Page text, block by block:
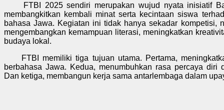
FTBI 2025 sendiri merupakan wujud nyata inisiatif
membangkitkan kembali minat serta kecintaan siswa
bahasa Jawa. Kegiatan ini tidak hanya sekadar kompetisi,
mengembangkan kemampuan literasi, meningkatkan
budaya lokal.
FTBI memiliki tiga tujuan utama. Pertama,
berbahasa Jawa. Kedua, menumbuhkan rasa percaya diri
Dan ketiga, membangun kerja sama antarlembaga dalam